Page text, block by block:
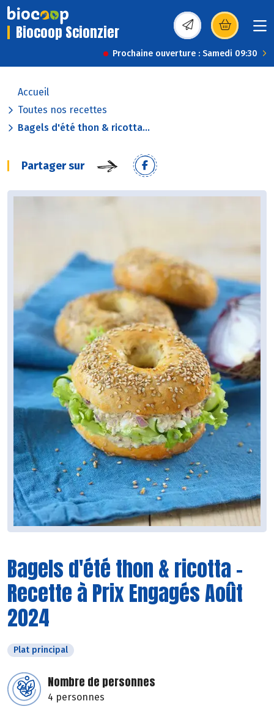
Biocoop Scionzier (s’ouvre dans une
Prochaine ouverture : Samedi 09:30
Accueil
Toutes nos recettes
Bagels d'été thon & ricotta...
Partager sur
Bagels d'été thon & ricotta -
Recette à Prix Engagés Août
2024
Plat principal
Nombre de personnes
4 personnes